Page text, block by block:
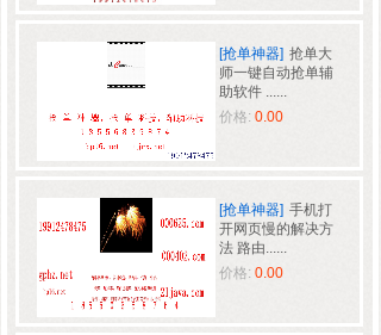
[抢单神器] 抢单大
师一键自动抢单辅
助软件 ......
价格: 0.00
[抢单神器] 手机打
开网页慢的解决方
法 路由......
价格: 0.00